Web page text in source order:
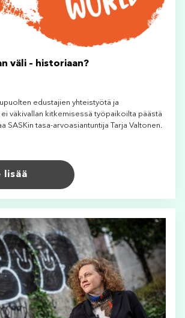
väli – historiaan?
edustajien yhteistyötä ja
väkivallan kitkemisessä työpaikoilta päästä
SASKin tasa-arvoasiantuntija Tarja Valtonen.
lisää